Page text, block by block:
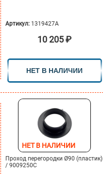
Артикул: 1319427A
10 205₽
НЕТ В НАЛИЧИИ
НЕТ В НАЛИЧИИ
Проход перегородки Ø90 (пластик)
/ 9009250C